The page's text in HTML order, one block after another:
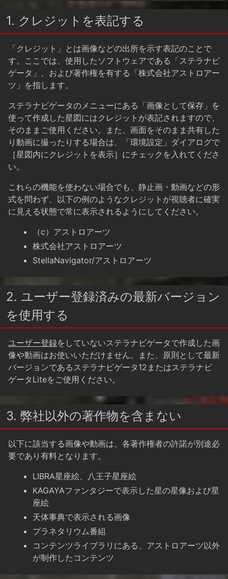
1. クレジットを表記する
「クレジット」とは画像などの出所を示す表記のことで
す。ここでは、使用したソフトウェアである「ステラナビ
ゲータ」、および著作権を有する「株式会社アストロアー
ツ」を指します。
ステラナビゲータのメニューにある「画像として保存」を
使って作成した星図にはクレジットが表記されますので、
そのままご使用ください。また、画面をそのまま共有した
り動画に撮ったりする場合は、「環境設定」ダイアログで
［星図内にクレジットを表示］にチェックを入れてくださ
い。
これらの機能を使わない場合でも、静止画・動画などの形
式を問わず、以下の例のようなクレジットが視聴者に確実
に見える状態で常に表示されるようにしてください。
（c）アストロアーツ
株式会社アストロアーツ
StellaNavigator/アストロアーツ
2. ユーザー登録済みの最新バージョン
を使用する
ユーザー登録をしていないステラナビゲータで作成した画
像や動画はお使いいただけません。また、原則として最新
バージョンであるステラナビゲータ12またはステラナビ
ゲータLiteをご使用ください。
3. 弊社以外の著作物を含まない
以下に該当する画像や動画は、各著作権者の許諾が別途必
要であり有料となります。
LIBRA星座絵、八王子星座絵
KAGAYAファンタジーで表示した星の星像および星
座絵
天体事典で表示される画像
プラネタリウム番組
コンテンツライブラリにある、アストロアーツ以外
が制作したコンテンツ